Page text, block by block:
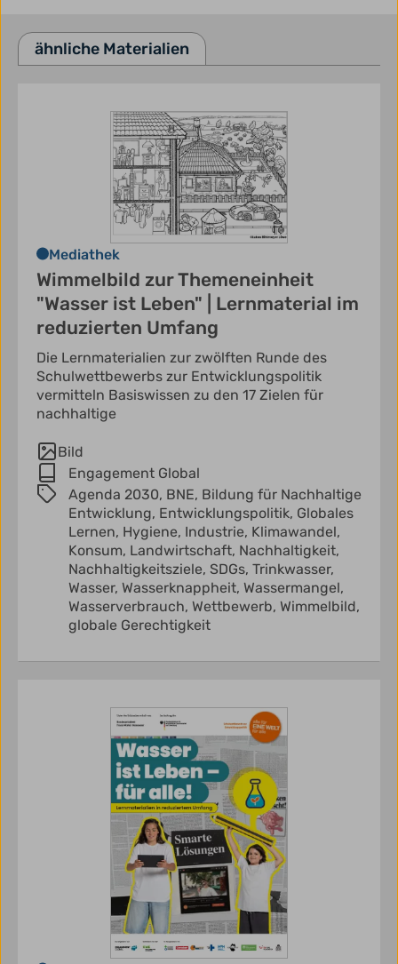
ähnliche Materialien
Mediathek
Wimmelbild zur Themeneinheit
"Wasser ist Leben" | Lernmaterial im
reduzierten Umfang
Die Lernmaterialien zur zwölften Runde des
Schulwettbewerbs zur Entwicklungspolitik
vermitteln Basiswissen zu den 17 Zielen für
nachhaltige
Bild
Engagement Global
Agenda 2030, BNE, Bildung für Nachhaltige
Entwicklung, Entwicklungspolitik, Globales
Lernen, Hygiene, Industrie, Klimawandel,
Konsum, Landwirtschaft, Nachhaltigkeit,
Nachhaltigkeitsziele, SDGs, Trinkwasser,
Wasser, Wasserknappheit, Wassermangel,
Wasserverbrauch, Wettbewerb, Wimmelbild,
globale Gerechtigkeit